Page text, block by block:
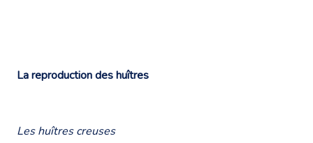
La reproduction des huîtres
Les huîtres creuses